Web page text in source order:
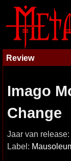
Review
Imago
Change
Jaar van release:
Label: